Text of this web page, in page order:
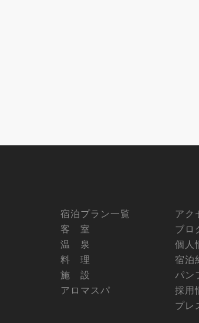
宿泊プラン一覧
客 室
温 泉
料 理
施 設
アロマスパ
アク
ブロ
個人
宿泊
パン
採用
プレ